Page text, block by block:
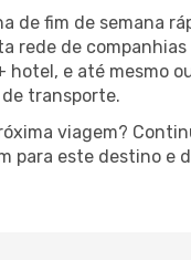
de fim de semana
rede de
e até mesmo
transporte.
viagem?
para este destino